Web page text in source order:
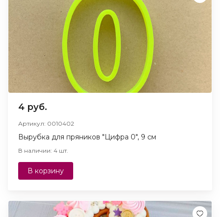
4 руб.
Артикул: 0010402
Вырубка для пряников "Цифра 0", 9 см
В наличии: 4 шт.
В корзину